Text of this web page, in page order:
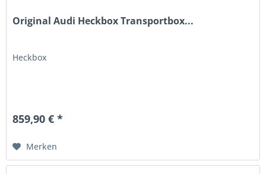
Original Audi Heckbox Transportbox...
Heckbox
859,90 € *
Merken